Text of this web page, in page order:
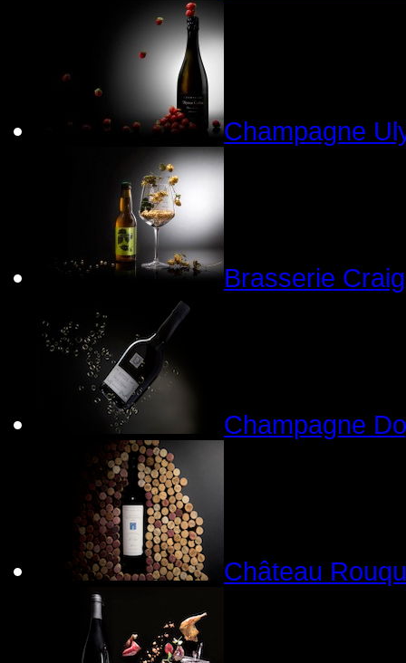
Champagne
Brasserie
Champagne
Château